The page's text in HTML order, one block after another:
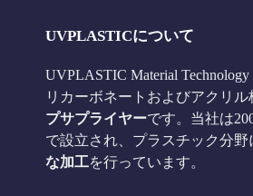
UVPLASTICについて
UVPLASTIC Material
リカーボネートおよびアクリル
プサプライヤーです。当社は
で設立され、プラスチック分野
な加工を行っています。